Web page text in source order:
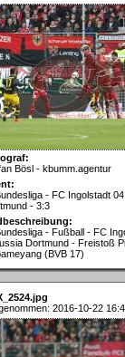
Bösl - kbumm.agentur
- FC Ingolstadt
- 3:3
- Fußball - FC
Dortmund - Freistoß
(BVB 17)
2016-10-22